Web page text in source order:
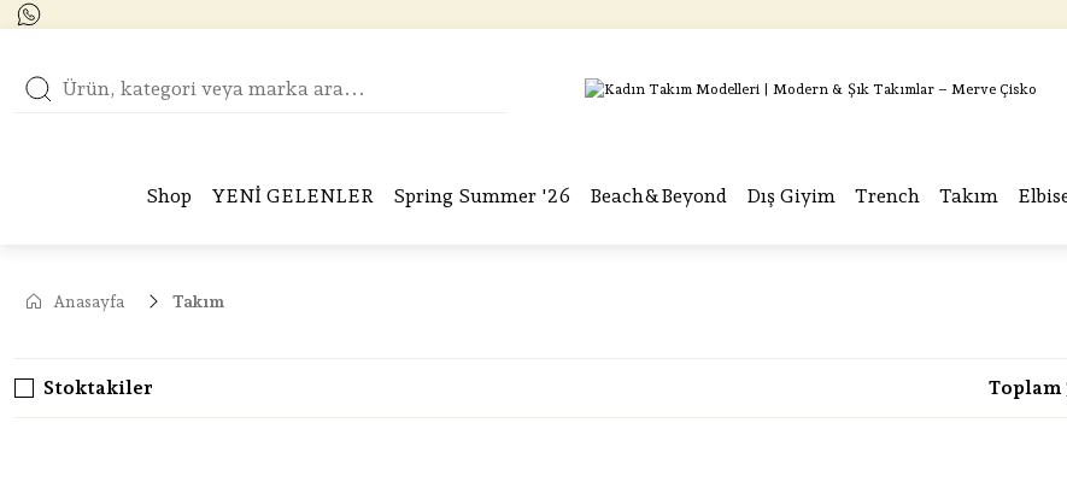
ÜCRETSİZ KARGO
ÜCRETSİZ KARGO
Shop YENİ GELENLER Spring Summer '26 Beach&Beyond Dış Giyim Trench Takım
Anasayfa Takım
Stoktakiler Toplam